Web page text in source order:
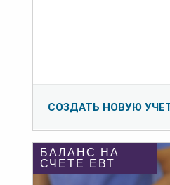
СОЗДАТЬ НОВУЮ
БАЛАНС НА
СЧЕТЕ ЕВТ